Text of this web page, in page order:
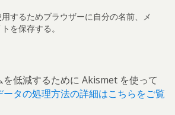
するためブラウザーに自分の名前、メ
を保存する。
を低減するために Akismet を使って
ータの処理方法の詳細はこちらをご覧